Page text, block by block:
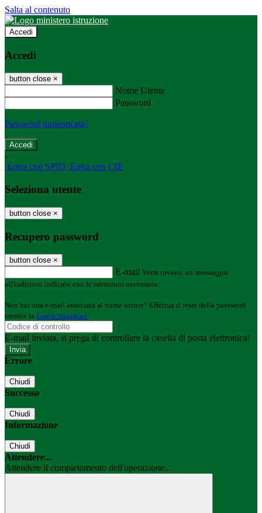
Salta al contenuto
Accedi
Accedi
button close ×
Nome Utente
Password
Password dimenticata?
-
Entra con SPID Entra con CIE
Seleziona utente
button close ×
Recupero password
button close ×
E-mail Verrà inviato un messaggio
all'indirizzo indicato con le istruzioni necessarie.
Non hai una e-mail associata al nome utente? Effettua il reset della password
tramite la Login Spaggiari
E-mail inviata, si prega di controllare la casella di posta elettronica!
Errore
Chiudi
Successo
Chiudi
Informazione
Chiudi
Attendere...
Attendere il completamento dell'operazione...